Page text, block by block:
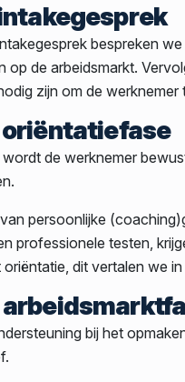
bespreken
op de arbeidsmarkt.
zijn om de
oriëntatiefase
de werknemer
persoonlijke
professionele testen,
oriëntatie, dit vertalen we
bij het